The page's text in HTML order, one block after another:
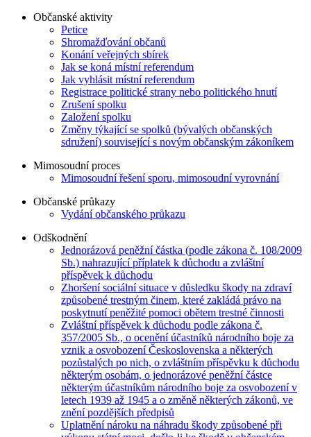
Občanské aktivity
Petice
Shromažďování občanů
Konání veřejných sbírek
Jak se koná místní referendum
Jak vyhlásit místní referendum
Registrace politické strany nebo politického hnutí
Zrušení spolku
Založení spolku
Změny týkající se spolků (bývalých občanských
sdružení) související s novým občanským zákoníkem
Mimosoudní proces
Mimosoudní řešení sporu, mimosoudní vyrovnání
Občanské průkazy
Vydání občanského průkazu
Odškodnění
Jednorázová peněžní částka (podle zákona č. 108/2009
Sb.) nahrazující příplatek k důchodu a zvláštní
příspěvek k důchodu
Zhoršení sociální situace v důsledku škody na zdraví
způsobené trestným činem, které zakládá právo na
poskytnutí peněžité pomoci obětem trestné činnosti
Zvláštní příspěvek k důchodu podle zákona č.
357/2005 Sb., o ocenění účastníků národního boje za
vznik a osvobození Československa a některých
pozůstalých po nich, o zvláštním příspěvku k důchodu
některým osobám, o jednorázové peněžní částce
některým účastníkům národního boje za osvobození v
letech 1939 až 1945 a o změně některých zákonů, ve
znění pozdějších předpisů
Uplatnění nároku na náhradu škody způsobené při